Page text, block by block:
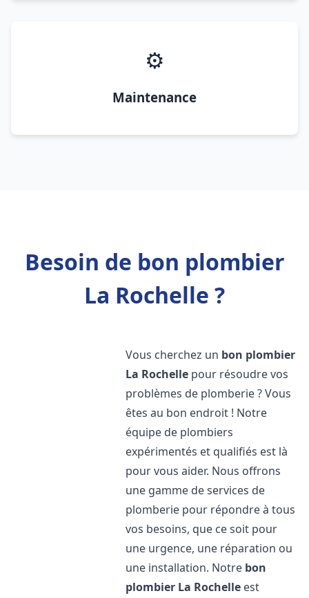
⚙️
Maintenance
Besoin de bon plombier
La Rochelle ?
Vous cherchez un bon plombier
La Rochelle pour résoudre vos
problèmes de plomberie ? Vous
êtes au bon endroit ! Notre
équipe de plombiers
expérimentés et qualifiés est là
pour vous aider. Nous offrons
une gamme de services de
plomberie pour répondre à tous
vos besoins, que ce soit pour
une urgence, une réparation ou
une installation. Notre bon
plombier La Rochelle est